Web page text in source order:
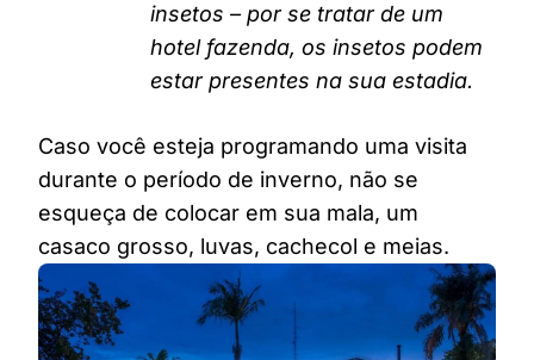
insetos – por se tratar de um
hotel fazenda, os insetos podem
estar presentes na sua estadia.
Caso você esteja programando uma visita
durante o período de inverno, não se
esqueça de colocar em sua mala, um
casaco grosso, luvas, cachecol e meias.